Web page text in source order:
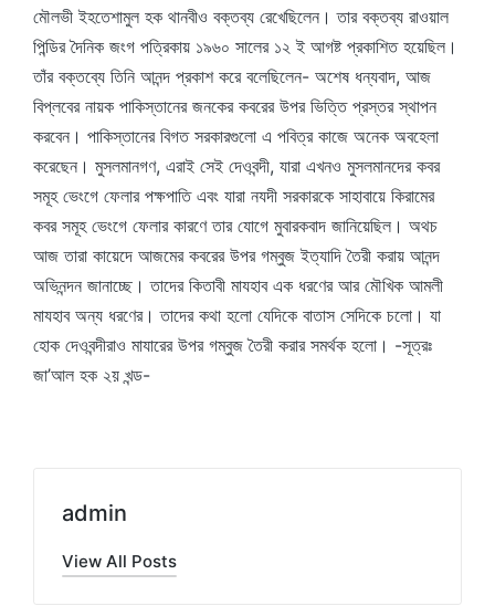
মৌলভী ইহতেশামুল হক থানবীও বক্তব্য রেখেছিলেন। তার বক্তব্য রাওয়াল
পিন্ডির দৈনিক জংগ পত্রিকায় ১৯৬০ সালের ১২ ই আগষ্ট প্রকাশিত হয়েছিল।
তাঁর বক্তব্যে তিনি আনন্দ প্রকাশ করে বলেছিলেন- অশেষ ধন্যবাদ, আজ
বিপ্লবের নায়ক পাকিস্তানের জনকের কবরের উপর ভিত্তি প্রস্তর স্থাপন
করবেন। পাকিস্তানের বিগত সরকারগুলো এ পবিত্র কাজে অনেক অবহেলা
করেছেন। মুসলমানগণ, এরাই সেই দেওবন্দী, যারা এখনও মুসলমানদের কবর
সমূহ ভেংগে ফেলার পক্ষপাতি এবং যারা নযদী সরকারকে সাহাবায়ে কিরামের
কবর সমূহ ভেংগে ফেলার কারণে তার যোগে মুবারকবাদ জানিয়েছিল। অথচ
আজ তারা কায়েদে আজমের কবরের উপর গম্বুজ ইত্যাদি তৈরী করায় আনন্দ
অভিনন্দন জানাচ্ছে। তাদের কিতাবী মাযহাব এক ধরণের আর মৌখিক আমলী
মাযহাব অন্য ধরণের। তাদের কথা হলো যেদিকে বাতাস সেদিকে চলো। যা
হোক দেওবন্দীরাও মাযারের উপর গম্বুজ তৈরী করার সমর্থক হলো। -সূত্রঃ
জা’আল হক ২য় খন্ড-
admin
View All Posts